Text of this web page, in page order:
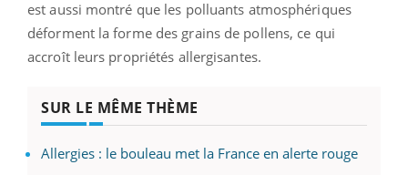
est aussi montré que les polluants atmosphériques
déforment la forme des grains de pollens, ce qui
accroît leurs propriétés allergisantes.
SUR LE MÊME THÈME
Allergies : le bouleau met la France en alerte rouge